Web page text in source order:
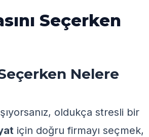
Seçerken
Nelere
oldukça stresli bir
için doğru firmayı seçmek,